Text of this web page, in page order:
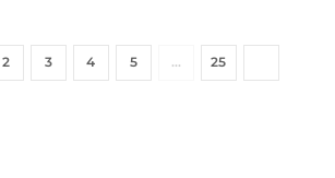
2 3 4 5 … 25